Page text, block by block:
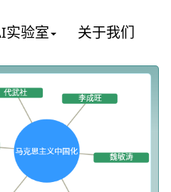
实验室 关于我们